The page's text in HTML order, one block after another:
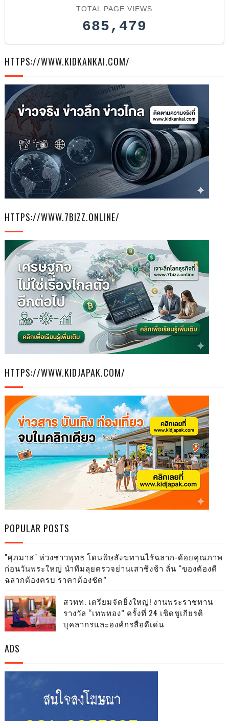
TOTAL PAGE VIEWS
685,479
HTTPS://WWW.KIDKANKAI.COM/
HTTPS://WWW.7BIZZ.ONLINE/
HTTPS://WWW.KIDJAPAK.COM/
POPULAR POSTS
"ศุภมาส" ห่วงชาวพุทธ โดนพิษสังฆทานไร้ฉลาก-ด้อยคุณภาพ
ก่อนวันพระใหญ่ นำทีมลุยตรวจย่านเสาชิงช้า ลั่น “ของต้องดี
ฉลากต้องครบ ราคาต้องชัด”
สวทท. เตรียมจัดยิ่งใหญ่! งานพระราชทาน
รางวัล “เทพทอง” ครั้งที่ 24 เชิดชูเกียรติ
บุคลากรและองค์กรสื่อดีเด่น
ADS